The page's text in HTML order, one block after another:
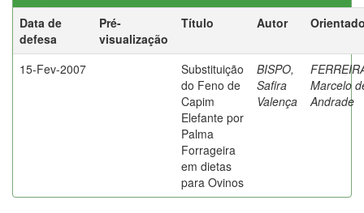
Data de
defesa
Pré-
visualização
Título Autor
15-Fev-2007
Substituição
do Feno de
Capim
Elefante por
Palma
Forrageira
em dietas
para Ovinos
BISPO,
Safira
Valença
Marcelo
Andrade